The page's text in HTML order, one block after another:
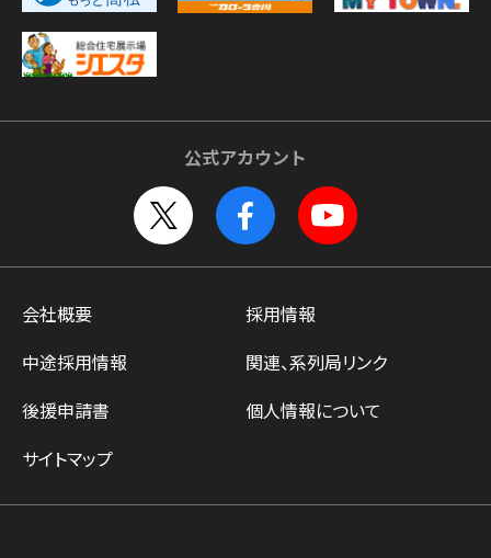
公式アカウント
会社概要
採用情報
中途採用情報
関連、系列局リンク
後援申請書
個人情報について
サイトマップ